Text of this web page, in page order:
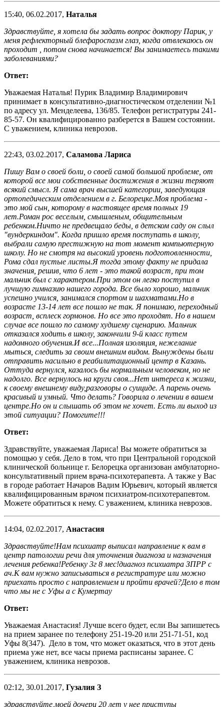
15:40, 06.02.2017, Наталья
Здравствуйте, я хотела бы задать вопрос доктору Парик, у
меня рефлекторный блефароспазм глаз, когда отвлекаюсь он
проходит , потом снова начинается! Вы занимаетесь такими
заболеваниями?
Ответ:
Уважаемая Наталья! Пурик Владимир Владимирович
принимает в консультативно-диагностическом отделении №1
по адресу ул. Менделеева, 136/85. Телефон регистратуры 241-
85-57. Он квалифицированно разберется в Вашем состоянии.
С уважением, клиника неврозов.
22:43, 03.02.2017, Саламова Лариса
Пишу Вам о своей боли, о своей самой большой проблеме, от
которой все мои собственные достижения в жизни теряют
всякий смысл. Я сама врач высшей категории, заведующая
ортопедическим отделением в г. Белорецке.Моя проблема -
это мой сын, которому в настоящее время полных 19
лет.Роман рос веселым, смышленым, общительным
ребенком.Ничто не предвещало беды, в детском саду он слыл
"вундеркиндом". Когда пришло время поступать в школу,
выбрали самую престижную на тот момент компьютерную
школу. Но не смотря на высокий уровень подготовленности,
Рома сдал пустые листы.Я тогда этому факту не придала
значения, решив, что 6 лет - это такой возраст, при том
мальчик был с характером.При этом он легко поступил в
лучшую гимназию нашего города. Все было хорошо, мальчик
успешно учился, занимался спортом и шахматами.Но в
возрасте 13-14 лет все пошло не так. Я понимаю, переходный
возраст, всплеск гормонов. Но все это проходят. Но в нашем
случае все пошло по самому худшему сценарию. Мальчик
отказался ходить в школу, закончили 9-й класс путем
надомного обучения.И все...Полная изоляция, нежелание
мыться, следить за своим внешним видом. Вынуждены были
отправить насильно в реабилитационный центр в Казань.
Оттуда вернулся, казалось бы нормальным человеком, но не
надолго. Все вернулось на круги своя...Нет интереса к жизни,
к своему внешнему виду,разговоры о суициде. А парень очень
красивый и умный. Что делать? Говорила о лечении в вашем
центре.Но он и слышать об этом не хочет. Есть ли выход из
этой ситуации? Помогите!!!
Ответ:
Здравствуйте, уважаемая Лариса! Вы можете обратиться за
помощью у себя. Дело в том, что при Центральной городской
клинической больнице г. Белорецка организован амбулаторно-
консультативный прием врача-психотерапевта. А также у Вас
в городе работает Начаров Вадим Юрьевич, который является
квалифицированным врачом психиатром-психотерапевтом.
Можете обратиться к нему. С уважением, клиника неврозов.
14:04, 02.02.2017, Анастасия
Здравствуйте!Нам психиатр выписал направление к вам в
центр патологии речи для уточнения диагноза и назначения
лечения ребенка!Ребенку 3г 8 мес!диагноз психиатра ЗПРР с
ач.К вам нужно записываться в регистратуре или можно
приехать просто с направлением и пройти врачей?Дело в том
что мы не с Уфы а с Кумертау
Ответ:
Уважаемая Анастасия! Лучше всего будет, если Вы запишетесь
на прием заранее по телефону 251-19-20 или 251-71-51, код
Уфы 8(347). Дело в том, что может оказаться, что в этот день
приема уже нет, все часы приема расписаны заранее. С
уважением, клиника неврозов.
02:12, 30.01.2017, Гузалия З
здравствуйте,моей дочери 20 лет у нее приступы